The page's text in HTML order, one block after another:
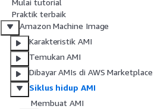
Mulai tutorial
Praktik terbaik
Amazon Machine Image
Karakteristik AMI
Temukan AMI
Dibayar AMIs di AWS Marketplace
Siklus hidup AMI
Membuat AMI